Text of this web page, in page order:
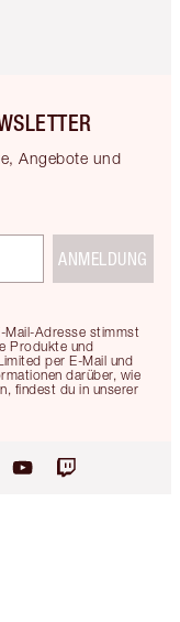
Angebote und
Mail-Adresse stimmst
Produkte und
per E-Mail und
darüber, wie
findest du in unserer
ANMELDUNG